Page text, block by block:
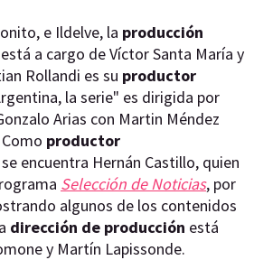
e Ildelve, la producción
a cargo de Víctor Santa María y
Rollandi es su productor
la serie" es dirigida por
Arias con Martin Méndez
productor
encuentra Hernán Castillo, quien
Selección de Noticias, por
algunos de los contenidos
dirección de producción está
y Martín Lapissonde.